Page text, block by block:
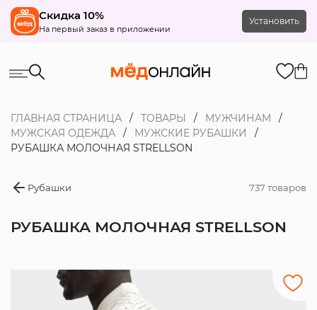
Скидка 10%
На первый заказ в приложении
Установить
ГЛАВНАЯ СТРАНИЦА ТОВАРЫ
МУЖЧИНАМ
МУЖСКАЯ ОДЕЖДА
МУЖСКИЕ РУБАШКИ
РУБАШКА МОЛОЧНАЯ STRELLSON
Рубашки 737 товаров
РУБАШКА МОЛОЧНАЯ STRELLSON